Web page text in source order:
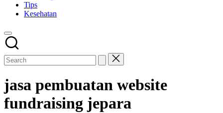
Tips
Kesehatan
jasa pembuatan website
fundraising jepara